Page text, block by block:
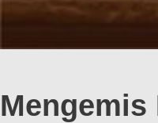
Mengemis